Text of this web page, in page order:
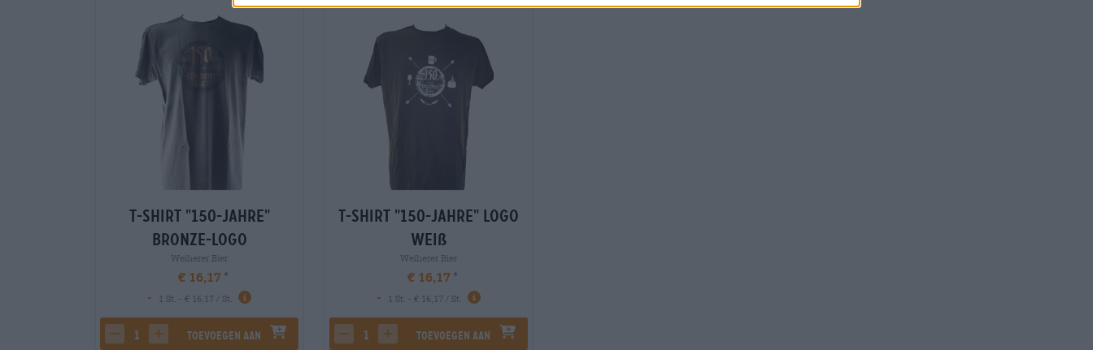
T-Shirt "150-Jahre"
Bronze-Logo
Weiherer Bier
€ 16,17
-
1 St. - € 16,17 / St.
decrease quantity
increase quantity
Toevoegen aan
T-Shirt "150-Jahre" Logo
weiß
Weiherer Bier
€ 16,17
-
1 St. - € 16,17 / St.
decrease quantity
increase quantity
Toevoegen aan